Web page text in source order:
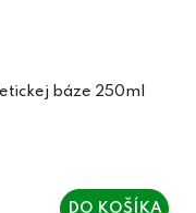
báze 250ml
DO KOŠÍKA